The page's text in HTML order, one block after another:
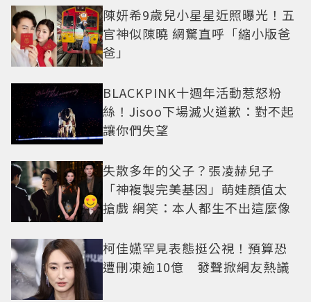
陳妍希9歲兒小星星近照曝光！五
官神似陳曉 網驚直呼「縮小版爸
爸」
BLACKPINK十週年活動惹怒粉
絲！Jisoo下場滅火道歉：對不起
讓你們失望
失散多年的父子？張凌赫兒子
「神複製完美基因」萌娃顏值太
搶戲 網笑：本人都生不出這麼像
柯佳嬿罕見表態挺公視！預算恐
遭刪凍逾10億 發聲掀網友熱議